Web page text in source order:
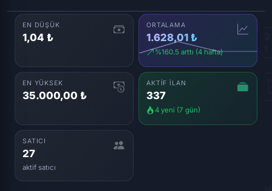
EN DÜŞÜK
1,04 ₺
ORTALAMA
1.628,01 ₺
%160.5 arttı (4 hafta)
EN YÜKSEK
35.000,00 ₺
AKTIF İLAN
337
4 yeni (7 gün)
SATICI
27
aktif satıcı